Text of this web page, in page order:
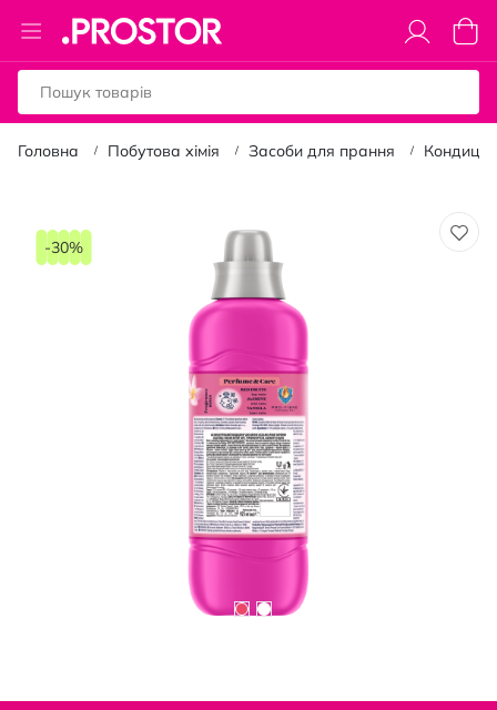
Toggle
Nav
Кошик
Головна Побутова хімія Засоби для прання
кінця
-30%